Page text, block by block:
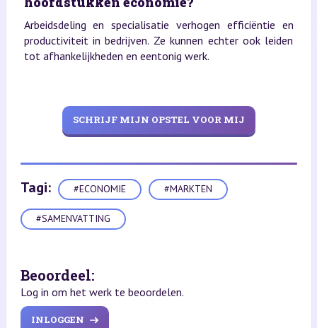
Arbeidsdeling en specialisatie verhogen efficiëntie en
productiviteit in bedrijven. Ze kunnen echter ook leiden
tot afhankelijkheden en eentonig werk.
SCHRIJF MIJN OPSTEL VOOR MIJ
Tagi: #ECONOMIE #MARKTEN
#SAMENVATTING
Beoordeel:
Log in om het werk te beoordelen.
INLOGGEN